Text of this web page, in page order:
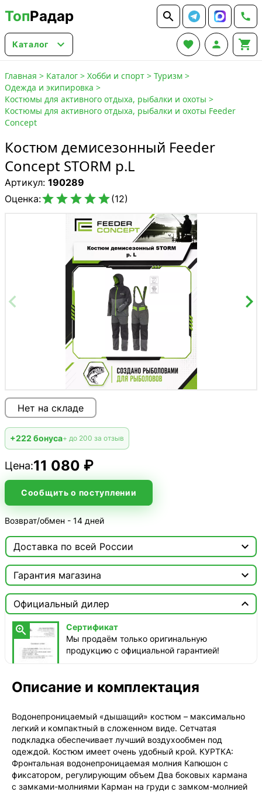
ТопРадар  
Каталог    
Главная > Каталог > Хобби и спорт > Туризм >
Одежда и экипировка >
Костюмы для активного отдыха, рыбалки и охоты >
Костюмы для активного отдыха, рыбалки и охоты Feeder
Concept
Костюм демисезонный Feeder
Concept STORM р.L
Артикул: 190289
Оценка:(12)
Нет на складе
+222 бонуса+ до 200 за отзыв
Цена:11 080 ₽
Сообщить о поступлении
Возврат/обмен - 14 дней
Доставка по всей России 

Доставка этого товара недоступна
Гарантия магазина

Сертификат
Мы продаём только оригинальную продукцию с
официальной гарантией!
Официальный дилер


Сертификат
Мы продаём только оригинальную
продукцию с официальной гарантией!
Описание и комплектация
Водонепроницаемый «дышащий» костюм – максимально
легкий и компактный в сложенном виде. Сетчатая
подкладка обеспечивает лучший воздухообмен под
одеждой. Костюм имеет очень удобный крой. КУРТКА:
Фронтальная водонепроницаемая молния Капюшон с
фиксатором, регулирующим объем Два боковых кармана
с замками-молниями Карман на груди с замком-молнией